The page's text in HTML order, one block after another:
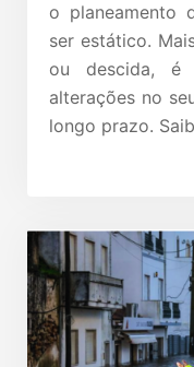
o planeamento
ser estático.
ou descida, é
alterações no
longo prazo.